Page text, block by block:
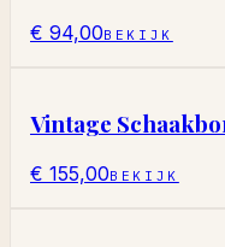
€ 94,00BEKIJK
Vintage
€ 155,00BEKIJK